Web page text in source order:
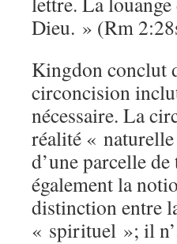
Dieu. » (Rm
Kingdon conclut
circoncision
nécessaire. La
réalité «
d’une parcelle
également la
distinction entre
« spirituel »; il